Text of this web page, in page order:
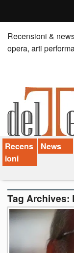
Home
Recensioni
News
Palazzi consiglia
Video
Chi siamo
Contatti
dT in English
Recensioni &
opera, arti
Recens
ioni
News
Tag Archives: